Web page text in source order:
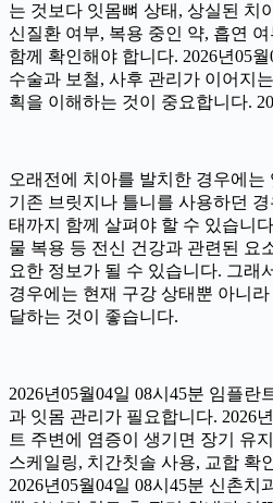
는 것보다 잇몸뼈 상태, 상실된 치
신질환 여부, 복용 중인 약, 흡연
함께 확인해야 합니다. 2026년05
수술과 보철, 사후 관리가 이어지
획을 이해하는 것이 중요합니다.
오래전에 치아를 발치한 경우에는
기존 브릿지나 틀니를 사용하던
태까지 함께 살펴야 할 수 있습니
물 복용 등 전신 건강과 관련된 요
요한 정보가 될 수 있습니다. 그래
경우에는 현재 구강 상태뿐 아니
달하는 것이 좋습니다.
2026년05월04일 08시45분 임플란
과 잇몸 관리가 필요합니다. 2026
트 주변에 염증이 생기면 장기 유
스케일링, 치간칫솔 사용, 교합 확
2026년05월04일 08시45분 신촌치